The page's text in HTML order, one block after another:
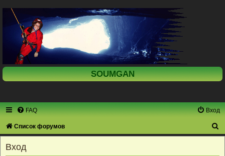
SOUMGAN
FAQ Вход
Список форумов
Вход